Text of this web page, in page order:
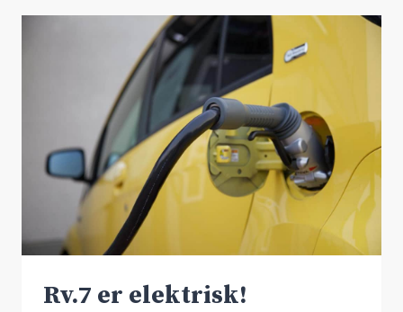
SEPTEMBER
Rv.7 er elektrisk!